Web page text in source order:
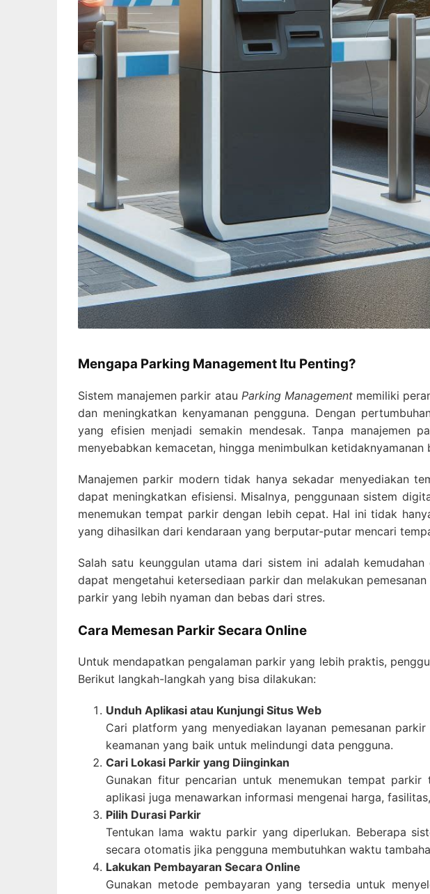
Mengapa Parking Management Itu Penting?
Sistem manajemen parkir atau Parking Managementmemiliki
dan meningkatkan kenyamanan pengguna. Dengan
yang efisien menjadi semakin mendesak. Tanpa
menyebabkan kemacetan, hingga menimbulkan ketidaknyamanan
Manajemen parkir modern tidak hanya sekadar menyediakan
dapat meningkatkan efisiensi. Misalnya, penggunaan sistem
menemukan tempat parkir dengan lebih cepat. Hal ini tidak
yang dihasilkan dari kendaraan yang berputar-putar mencari
Salah satu keunggulan utama dari sistem ini adalah
dapat mengetahui ketersediaan parkir dan melakukan
parkir yang lebih nyaman dan bebas dari stres.
Cara Memesan Parkir Secara Online
Untuk mendapatkan pengalaman parkir yang lebih praktis,
Berikut langkah-langkah yang bisa dilakukan:
Unduh Aplikasi atau Kunjungi Situs Web
Cari platform yang menyediakan layanan pemesanan
keamanan yang baik untuk melindungi data pengguna.
Cari Lokasi Parkir yang Diinginkan
Gunakan fitur pencarian untuk menemukan tempat
aplikasi juga menawarkan informasi mengenai harga,
Pilih Durasi Parkir
Tentukan lama waktu parkir yang diperlukan. Beberapa
secara otomatis jika pengguna membutuhkan waktu
Lakukan Pembayaran Secara Online
Gunakan metode pembayaran yang tersedia untuk